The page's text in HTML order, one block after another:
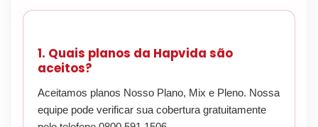
1. Quais planos da Hapvida são
aceitos?
Aceitamos planos Nosso Plano, Mix e Pleno. Nossa
equipe pode verificar sua cobertura gratuitamente